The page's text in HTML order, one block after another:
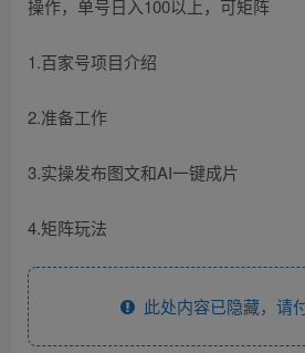
操作，单号日入100以上，可矩阵
1.百家号项目介绍
2.准备工作
3.实操发布图文和AI一键成片
4.矩阵玩法
此处内容已隐藏，请